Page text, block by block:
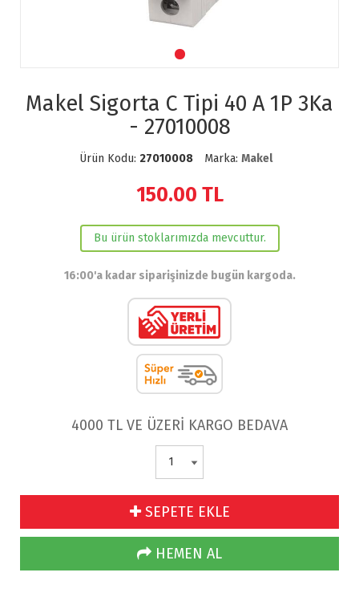
Makel Sigorta C Tipi 40 A 1P 3Ka
- 27010008
Ürün Kodu: 27010008 Marka: Makel
150.00 TL
Bu ürün stoklarımızda mevcuttur.
16:00'a kadar siparişinizde bugün kargoda.
4000 TL VE ÜZERİ KARGO BEDAVA
SEPETE EKLE
HEMEN AL